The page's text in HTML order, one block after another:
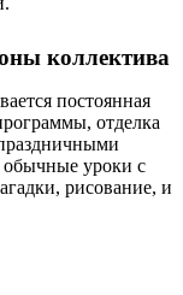
коллектива
постоянная
отделка
обычные уроки с
рисование, и